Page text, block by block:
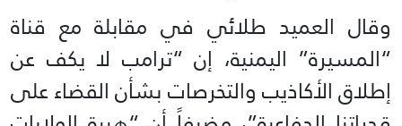
وقال العميد طلائي في مقابلة مع قناة
“المسيرة” اليمنية، إن “ترامب لا يكف عن
إطلاق الأكاذيب والتخرصات بشأن القضاء على